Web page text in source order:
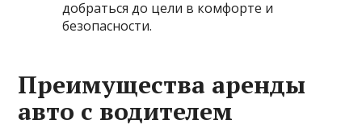
добраться до цели в комфорте и
безопасности.
Преимущества аренды
авто с водителем